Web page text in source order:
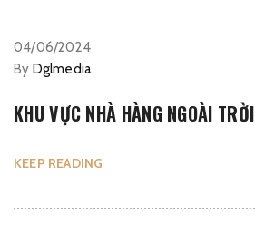
04/06/2024
By Dglmedia
KHU VỰC NHÀ HÀNG NGOÀI TRỜI
KEEP READING